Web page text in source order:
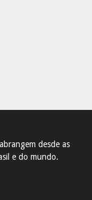
desde as
e do mundo.